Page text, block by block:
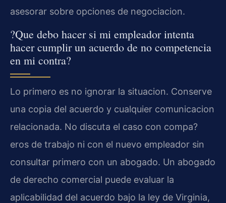
asesorar sobre opciones de negociacion.
?Que debo hacer si mi empleador intenta
hacer cumplir un acuerdo de no competencia
en mi contra?
Lo primero es no ignorar la situacion. Conserve
una copia del acuerdo y cualquier comunicacion
relacionada. No discuta el caso con compa?
eros de trabajo ni con el nuevo empleador sin
consultar primero con un abogado. Un abogado
de derecho comercial puede evaluar la
aplicabilidad del acuerdo bajo la ley de Virginia,